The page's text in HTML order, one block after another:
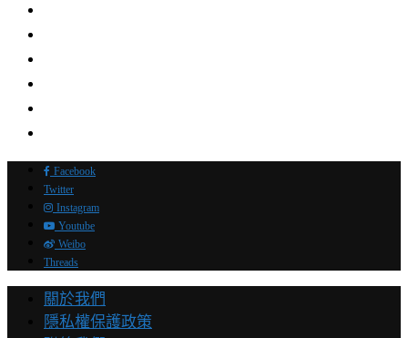
Facebook
Twitter
Instagram
Youtube
Weibo
Threads
關於我們
隱私權保護政策